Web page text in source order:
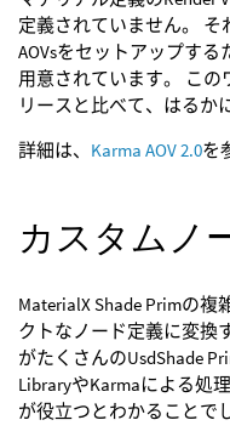
定義されていません。 そ
AOVsをセットアップす
用意されています。 この
リースと比べて、はるか
詳細は、 Karma AOV 2.0を
カスタムノ
MaterialX Shade Primの
クトなノード定義に変換
がたくさんのUsdShade
LibraryやKarmaによる処
が役立つとわかることで